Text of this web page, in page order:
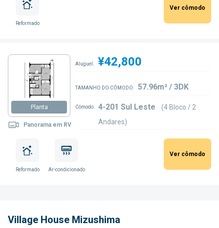
Reformado
Ver cômodo
Planta
Panorama em RV
Aluguel: ¥42,800
TAMANHO DO CÔMODO: 57.96m² / 3DK
Cômodo: 4-201 Sul Leste
(4 Bloco / 2
Andares)
Reformado Ar-condicionado
Ver cômodo
Village House Mizushima